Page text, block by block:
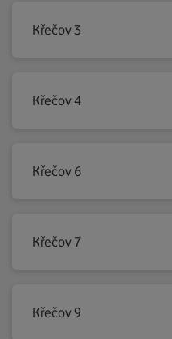
Křečov 3
Křečov 4
Křečov 6
Křečov 7
Křečov 9